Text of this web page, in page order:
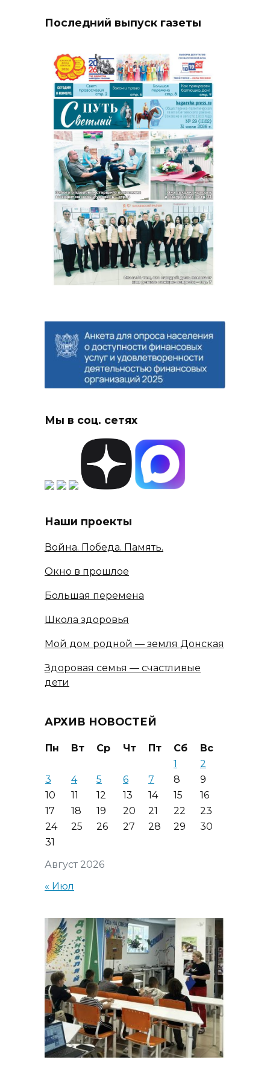
Последний выпуск газеты
Мы в соц. сетях
Наши проекты
Война. Победа. Память.
Окно в прошлое
Большая перемена
Школа здоровья
Мой дом родной — земля Донская
Здоровая семья — счастливые
дети
АРХИВ НОВОСТЕЙ
Август 2026
Пн Вт Ср Чт Пт Сб
Вс
1
2
3
4 5 6 7 8
9
10
11 12 13 14 15
16
17
18 19 20 21 22
23
24
25 26 27 28 29
30
31
« Июл